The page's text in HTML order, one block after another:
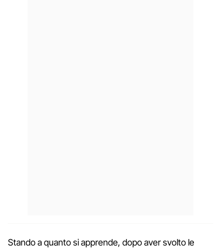
Stando a quanto si apprende, dopo aver svolto le